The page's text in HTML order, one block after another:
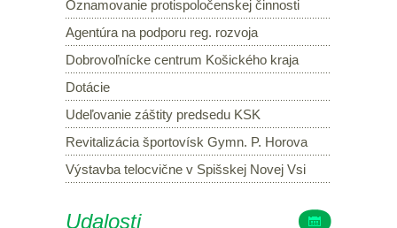
Oznamovanie protispoločenskej činnosti
Agentúra na podporu reg. rozvoja
Dobrovoľnícke centrum Košického kraja
Dotácie
Udeľovanie záštity predsedu KSK
Revitalizácia športovísk Gymn. P. Horova
Výstavba telocvične v Spišskej Novej Vsi
Udalosti